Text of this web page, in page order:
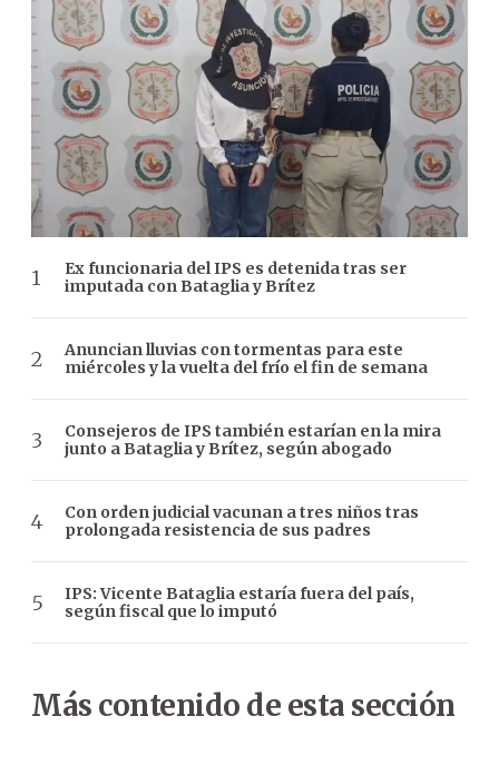
Ex funcionaria del IPS es detenida tras ser
imputada con Bataglia y Brítez
Anuncian lluvias con tormentas para este
miércoles y la vuelta del frío el fin de semana
Consejeros de IPS también estarían en la mira
junto a Bataglia y Brítez, según abogado
Con orden judicial vacunan a tres niños tras
prolongada resistencia de sus padres
IPS: Vicente Bataglia estaría fuera del país,
según fiscal que lo imputó
Más contenido de esta sección